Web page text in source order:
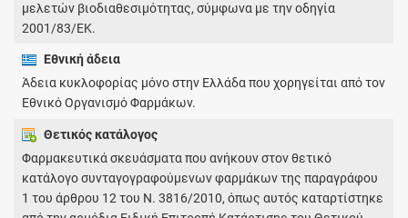
μελετών βιοδιαθεσιμότητας, σύμφωνα με την οδηγία
2001/83/ΕΚ.
Εθνική άδεια
Άδεια κυκλοφορίας μόνο στην Ελλάδα που χορηγείται από τον
Εθνικό Οργανισμό Φαρμάκων.
Θετικός κατάλογος
Φαρμακευτικά σκευάσματα που ανήκουν στον θετικό
κατάλογο συνταγογραφούμενων φαρμάκων της παραγράφου
1 του άρθρου 12 του Ν. 3816/2010, όπως αυτός καταρτίστηκε